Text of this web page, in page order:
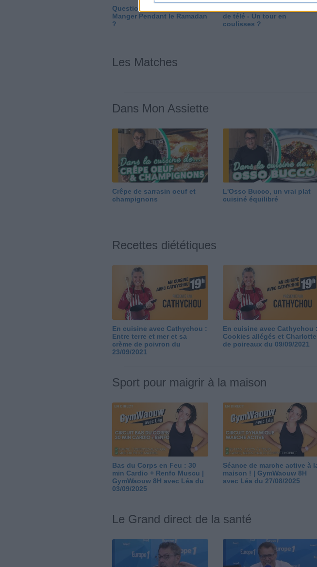
Question/Réponse : Que
Manger Pendant le Ramadan
?
de télé - Un tour en
coulisses ?
Les Matches
Dans Mon Assiette
Crêpe de sarrasin oeuf et
champignons
L'Osso Bucco, un vrai plat
cuisiné équilibré
Recettes diététiques
En cuisine avec Cathychou :
Entre terre et mer et sa
crème de poivron du
23/09/2021
En cuisine avec Cathychou :
Cookies allégés et Charlotte
de poireaux du 09/09/2021
Sport pour maigrir à la maison
Bas du Corps en Feu : 30
min Cardio + Renfo Muscu |
GymWaouw 8H avec Léa du
03/09/2025
Séance de marche active à
maison ! | GymWaouw 8H
avec Léa du 27/08/2025
Le Grand direct de la santé